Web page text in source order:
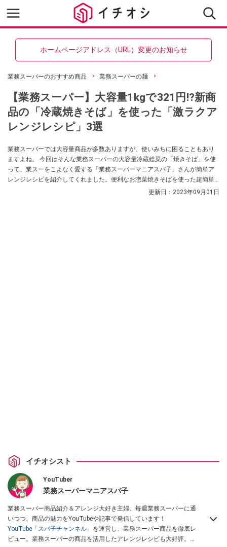
ホームページアドレス（URL）変更のお知らせ
業務スーパーのおすすめ商品 業務スーパーの麺
【業務スーパー】大容量1kgで321円⁉新商
品の「冷蔵焼きそば」を使った「激ラクア
レンジレシピ」3選
業務スーパーでは大容量商品が多数ありますが、使いみちに困ることもあり
ますよね。 今回はそんな業務スーパーの大容量冷蔵総菜の「焼きそば」を使
って、業スーをこよなく愛する「業務スーパーマニアスパ子」さんが簡単ア
レンジレシピを紹介してくれました。便利なお惣菜焼きそばを使った超簡単
更新日： 2023年09月01日
イチオシスト
YouTuber
業務スーパーマニアスパ子
業務スーパー商品紹介＆アレンジ大好き主婦。毎週業務スーパーに通
いつつ、商品の魅力をYouTubeや記事で発信しています！
YouTube「スパ子チャンネル」 を運営し、業務スーパー商品を徹底レ
ビュー。業務スーパーの商品を活用したアレンジレシピも大好評。時